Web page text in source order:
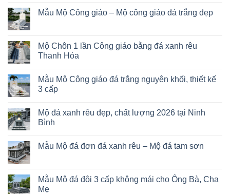
Mẫu Mộ Công giáo – Mộ công giáo đá trắng đẹp
Mộ Chôn 1 lần Công giáo bằng đá xanh rêu
Thanh Hóa
Mẫu Mộ Công giáo đá trắng nguyên khối, thiết kế
3 cấp
Mộ đá xanh rêu đẹp, chất lượng 2026 tại Ninh
Bình
Mẫu Mộ đá đơn đá xanh rêu – Mộ đá tam sơn
Mẫu Mộ đá đôi 3 cấp không mái cho Ông Bà, Cha
Mẹ